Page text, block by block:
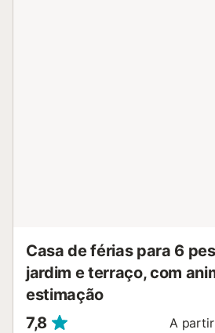
Casa de férias para 6
jardim e terraço, com
estimação
7,8
A